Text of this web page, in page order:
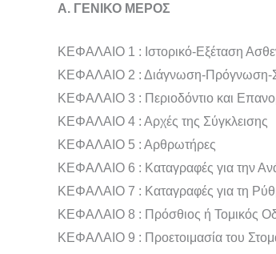
Α. ΓΕΝΙΚΟ ΜΕΡΟΣ
ΚΕΦΑΛΑΙΟ 1 : Ιστορικό-Εξέταση
ΚΕΦΑΛΑΙΟ 2 : Διάγνωση-Πρόγνωση-
ΚΕΦΑΛΑΙΟ 3 : Περιοδόντιο και
ΚΕΦΑΛΑΙΟ 4 : Αρχές της Σύγκλεισης
ΚΕΦΑΛΑΙΟ 5 : Αρθρωτήρες
ΚΕΦΑΛΑΙΟ 6 : Καταγραφές για την
ΚΕΦΑΛΑΙΟ 7 : Καταγραφές για τη
ΚΕΦΑΛΑΙΟ 8 : Πρόσθιος ή Τομικός
ΚΕΦΑΛΑΙΟ 9 : Προετοιμασία του